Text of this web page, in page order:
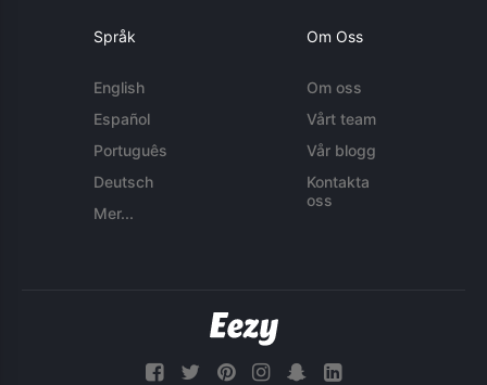
Språk
English
Español
Português
Deutsch
Mer...
Om Oss
Om oss
Vårt team
Vår blogg
Kontakta
oss